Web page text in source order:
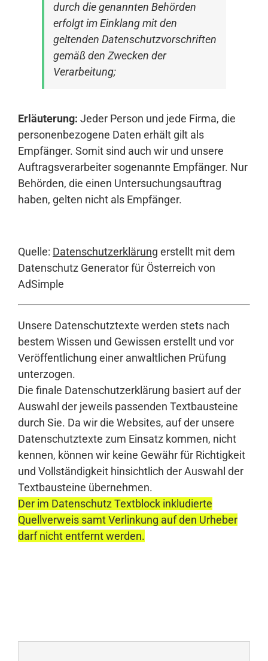
durch die genannten Behörden
erfolgt im Einklang mit den
geltenden Datenschutzvorschriften
gemäß den Zwecken der
Verarbeitung;
Erläuterung: Jeder Person und jede Firma, die
personenbezogene Daten erhält gilt als
Empfänger. Somit sind auch wir und unsere
Auftragsverarbeiter sogenannte Empfänger. Nur
Behörden, die einen Untersuchungsauftrag
haben, gelten nicht als Empfänger.
Quelle: Datenschutzerklärung erstellt mit dem
Datenschutz Generator für Österreich von
AdSimple
Unsere Datenschutztexte werden stets nach
bestem Wissen und Gewissen erstellt und vor
Veröffentlichung einer anwaltlichen Prüfung
unterzogen.
Die finale Datenschutzerklärung basiert auf der
Auswahl der jeweils passenden Textbausteine
durch Sie. Da wir die Websites, auf der unsere
Datenschutztexte zum Einsatz kommen, nicht
kennen, können wir keine Gewähr für Richtigkeit
und Vollständigkeit hinsichtlich der Auswahl der
Textbausteine übernehmen.
Der im Datenschutz Textblock inkludierte
Quellverweis samt Verlinkung auf den Urheber
darf nicht entfernt werden.